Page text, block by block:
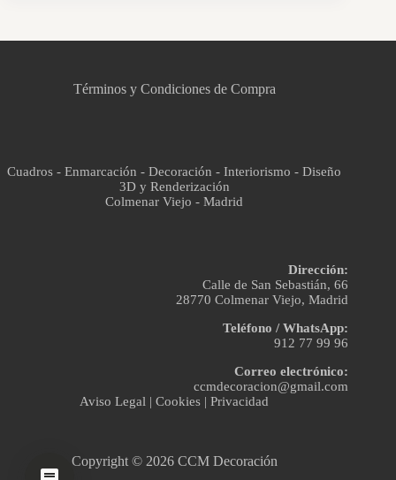
Términos y Condiciones de Compra
Cuadros - Enmarcación - Decoración - Interiorismo - Diseño
3D y Renderización
Colmenar Viejo - Madrid
Dirección:
Calle de San Sebastián, 66
28770 Colmenar Viejo, Madrid
Teléfono / WhatsApp:
912 77 99 96
Correo electrónico:
ccmdecoracion@gmail.com
Aviso Legal |Cookies |Privacidad
Copyright © 2026 CCM Decoración
Asistente virtual · En línea